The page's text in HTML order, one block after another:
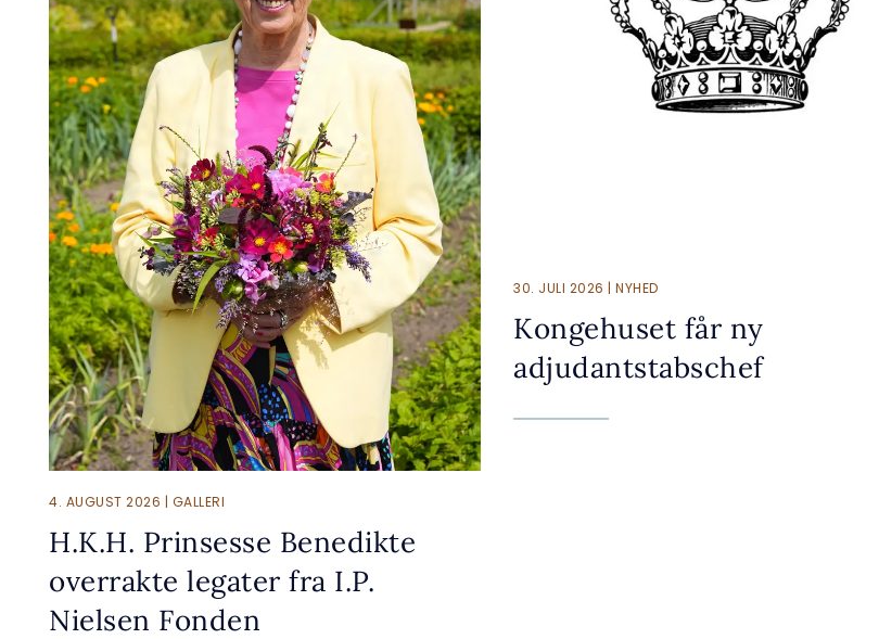
4. AUGUST 2026 | GALLERI
H.K.H. Prinsesse Benedikte
overrakte legater fra I.P.
Nielsen Fonden
30. JULI 2026 | NYHED
Kongehuset får ny
adjudantstabschef